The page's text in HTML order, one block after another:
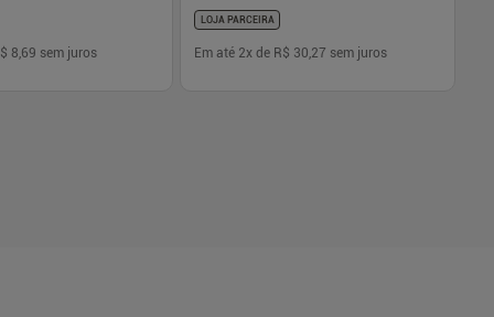
8,69 sem juros
LOJA PARCEIRA
Em até 2x de R$ 30,27 sem juros